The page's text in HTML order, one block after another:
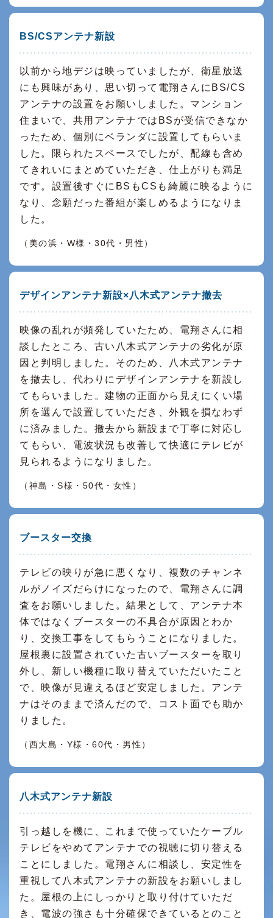
BS/CSアンテナ新設
以前から地デジは映っていましたが、衛星放送
にも興味があり、思い切って電翔さんにBS/CS
アンテナの設置をお願いしました。マンション
住まいで、共用アンテナではBSが受信できなか
ったため、個別にベランダに設置してもらいま
した。限られたスペースでしたが、配線も含め
てきれいにまとめていただき、仕上がりも満足
です。設置後すぐにBSもCSも綺麗に映るように
なり、念願だった番組が楽しめるようになりま
した。
（美の浜・W様・30代・男性）
デザインアンテナ新設×八木式アンテナ撤去
映像の乱れが頻発していたため、電翔さんに相
談したところ、古い八木式アンテナの劣化が原
因と判明しました。そのため、八木式アンテナ
を撤去し、代わりにデザインアンテナを新設し
てもらいました。建物の正面から見えにくい場
所を選んで設置していただき、外観を損なわず
に済みました。撤去から新設まで丁寧に対応し
てもらい、電波状況も改善して快適にテレビが
見られるようになりました。
（神島・S様・50代・女性）
ブースター交換
テレビの映りが急に悪くなり、複数のチャンネ
ルがノイズだらけになったので、電翔さんに調
査をお願いしました。結果として、アンテナ本
体ではなくブースターの不具合が原因とわか
り、交換工事をしてもらうことになりました。
屋根裏に設置されていた古いブースターを取り
外し、新しい機種に取り替えていただいたこと
で、映像が見違えるほど安定しました。アンテ
ナはそのままで済んだので、コスト面でも助か
りました。
（西大島・Y様・60代・男性）
八木式アンテナ新設
引っ越しを機に、これまで使っていたケーブル
テレビをやめてアンテナでの視聴に切り替える
ことにしました。電翔さんに相談し、安定性を
重視して八木式アンテナの新設をお願いしまし
た。屋根の上にしっかりと取り付けていただ
き、電波の強さも十分確保できているとのこと